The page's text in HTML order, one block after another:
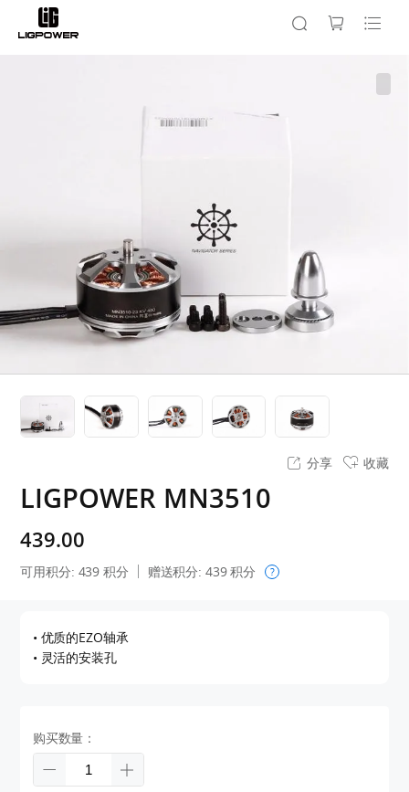
分享 收藏
LIGPOWER MN3510
439.00
可用积分: 439积分 赠送积分: 439积分 ?
• 优质的EZO轴承
• 灵活的安装孔
购买数量：